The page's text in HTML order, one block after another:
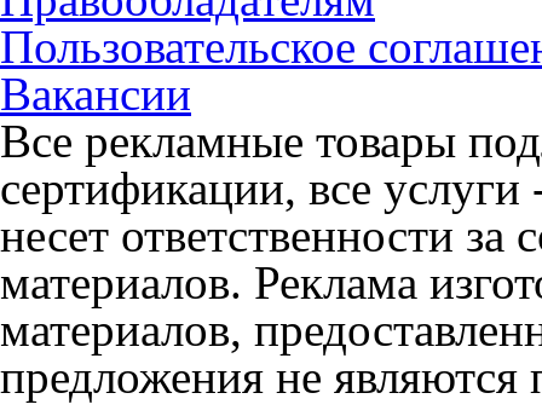
Пользовательское
Вакансии
Все рекламные товары
сертификации, все
несет ответственности
материалов. Реклама
материалов,
предложения не